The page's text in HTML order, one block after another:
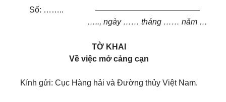
Số: ……..
….., ngày …… tháng …… năm …
TỜ KHAI
Về việc mở cảng cạn
Kính gửi: Cục Hàng hải và Đường thủy Việt Nam.